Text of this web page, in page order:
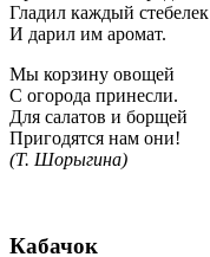
Гладил каждый стебелек
И дарил им аромат.
Мы корзину овощей
С огорода принесли.
Для салатов и борщей
Пригодятся нам они!
(Т. Шорыгина)
Кабачок